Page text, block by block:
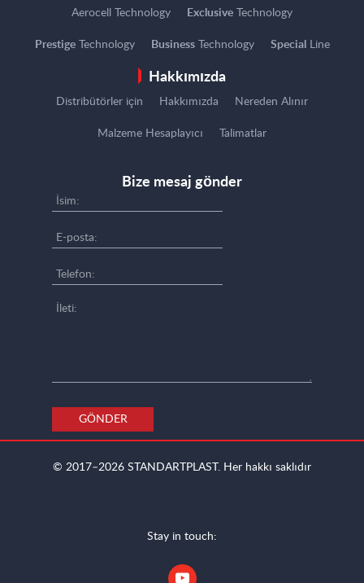
Aerocell Technology Exclusive Technology
PrestigeTechnology BusinessTechnology Special Line
Hakkımızda
Distribütörler için Hakkımızda Nereden Alınır
Malzeme Hesaplayıcı Talimatlar
Bize mesaj gönder
GÖNDER
© 2017–2026 STANDARTPLAST. Her hakkı saklıdır
Stay in touch: